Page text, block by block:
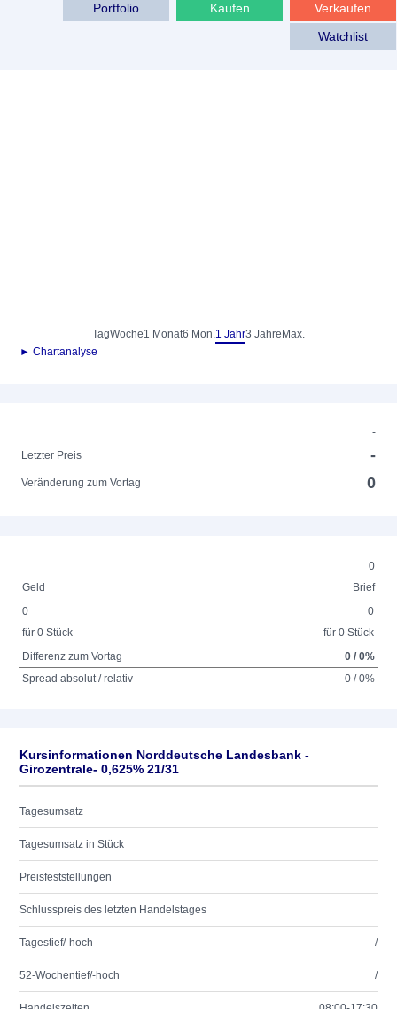
Verkaufen
Kaufen
Portfolio
Watchlist
TagWoche1 Monat6 Mon.1 Jahr3 Jahre Max.
► Chartanalyse
-
Letzter Preis
-
Veränderung zum Vortag 0
0
Geld
Brief
0
für 0 Stück
0
für 0 Stück
Differenz zum Vortag
0 / 0%
Spread absolut / relativ
0 / 0%
Kursinformationen Norddeutsche Landesbank -
Girozentrale- 0,625% 21/31
Tagesumsatz
Tagesumsatz in Stück
Preisfeststellungen
Schlusspreis des letzten Handelstages
Tagestief/-hoch /
52-Wochentief/-hoch /